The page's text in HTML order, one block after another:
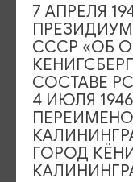
7 АПРЕЛЯ
СССР «ОБ
СОСТАВЕ
4 ИЮЛЯ
ГОРОД